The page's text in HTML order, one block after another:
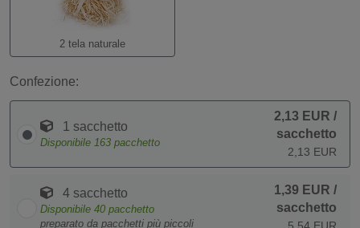
2 tela naturale
Confezione:
1 sacchetto
Disponibile 163 pacchetto
2,13 EUR /
sacchetto
2,13 EUR
4 sacchetto
Disponibile 40 pacchetto
preparato da pacchetti più piccoli
1,39 EUR /
sacchetto